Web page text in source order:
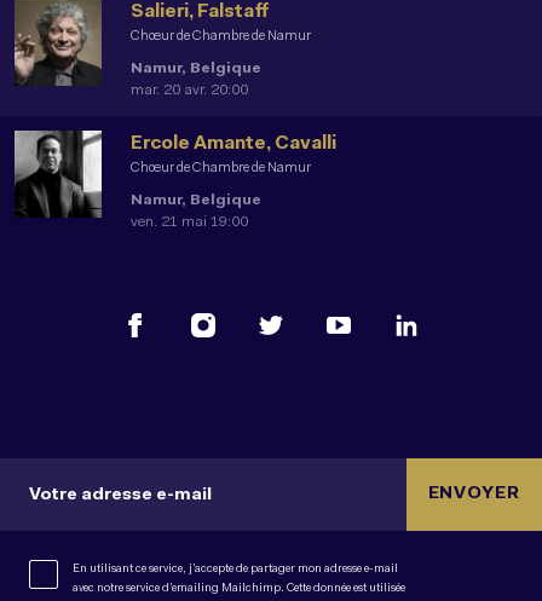
Chœur de Chambre de Namur
Salieri, Falstaff
Namur, Belgique
mar. 20 avr. 20:00
Chœur de Chambre de Namur
Ercole Amante, Cavalli
Namur, Belgique
ven. 21 mai 19:00
Votre adresse e-mail
En utilisant ce service, j’accepte de partager mon adresse e-mail
avec notre service d’emailing Mailchimp. Cette donnée est utilisée
ENVOYER